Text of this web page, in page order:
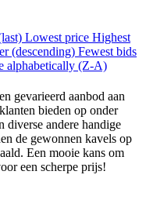
Lowest price Highest
(descending) Fewest bids
alphabetically (Z-A)
gevarieerd aanbod aan
bieden op onder
diverse andere handige
de gewonnen kavels op
Een mooie kans om
een scherpe prijs!